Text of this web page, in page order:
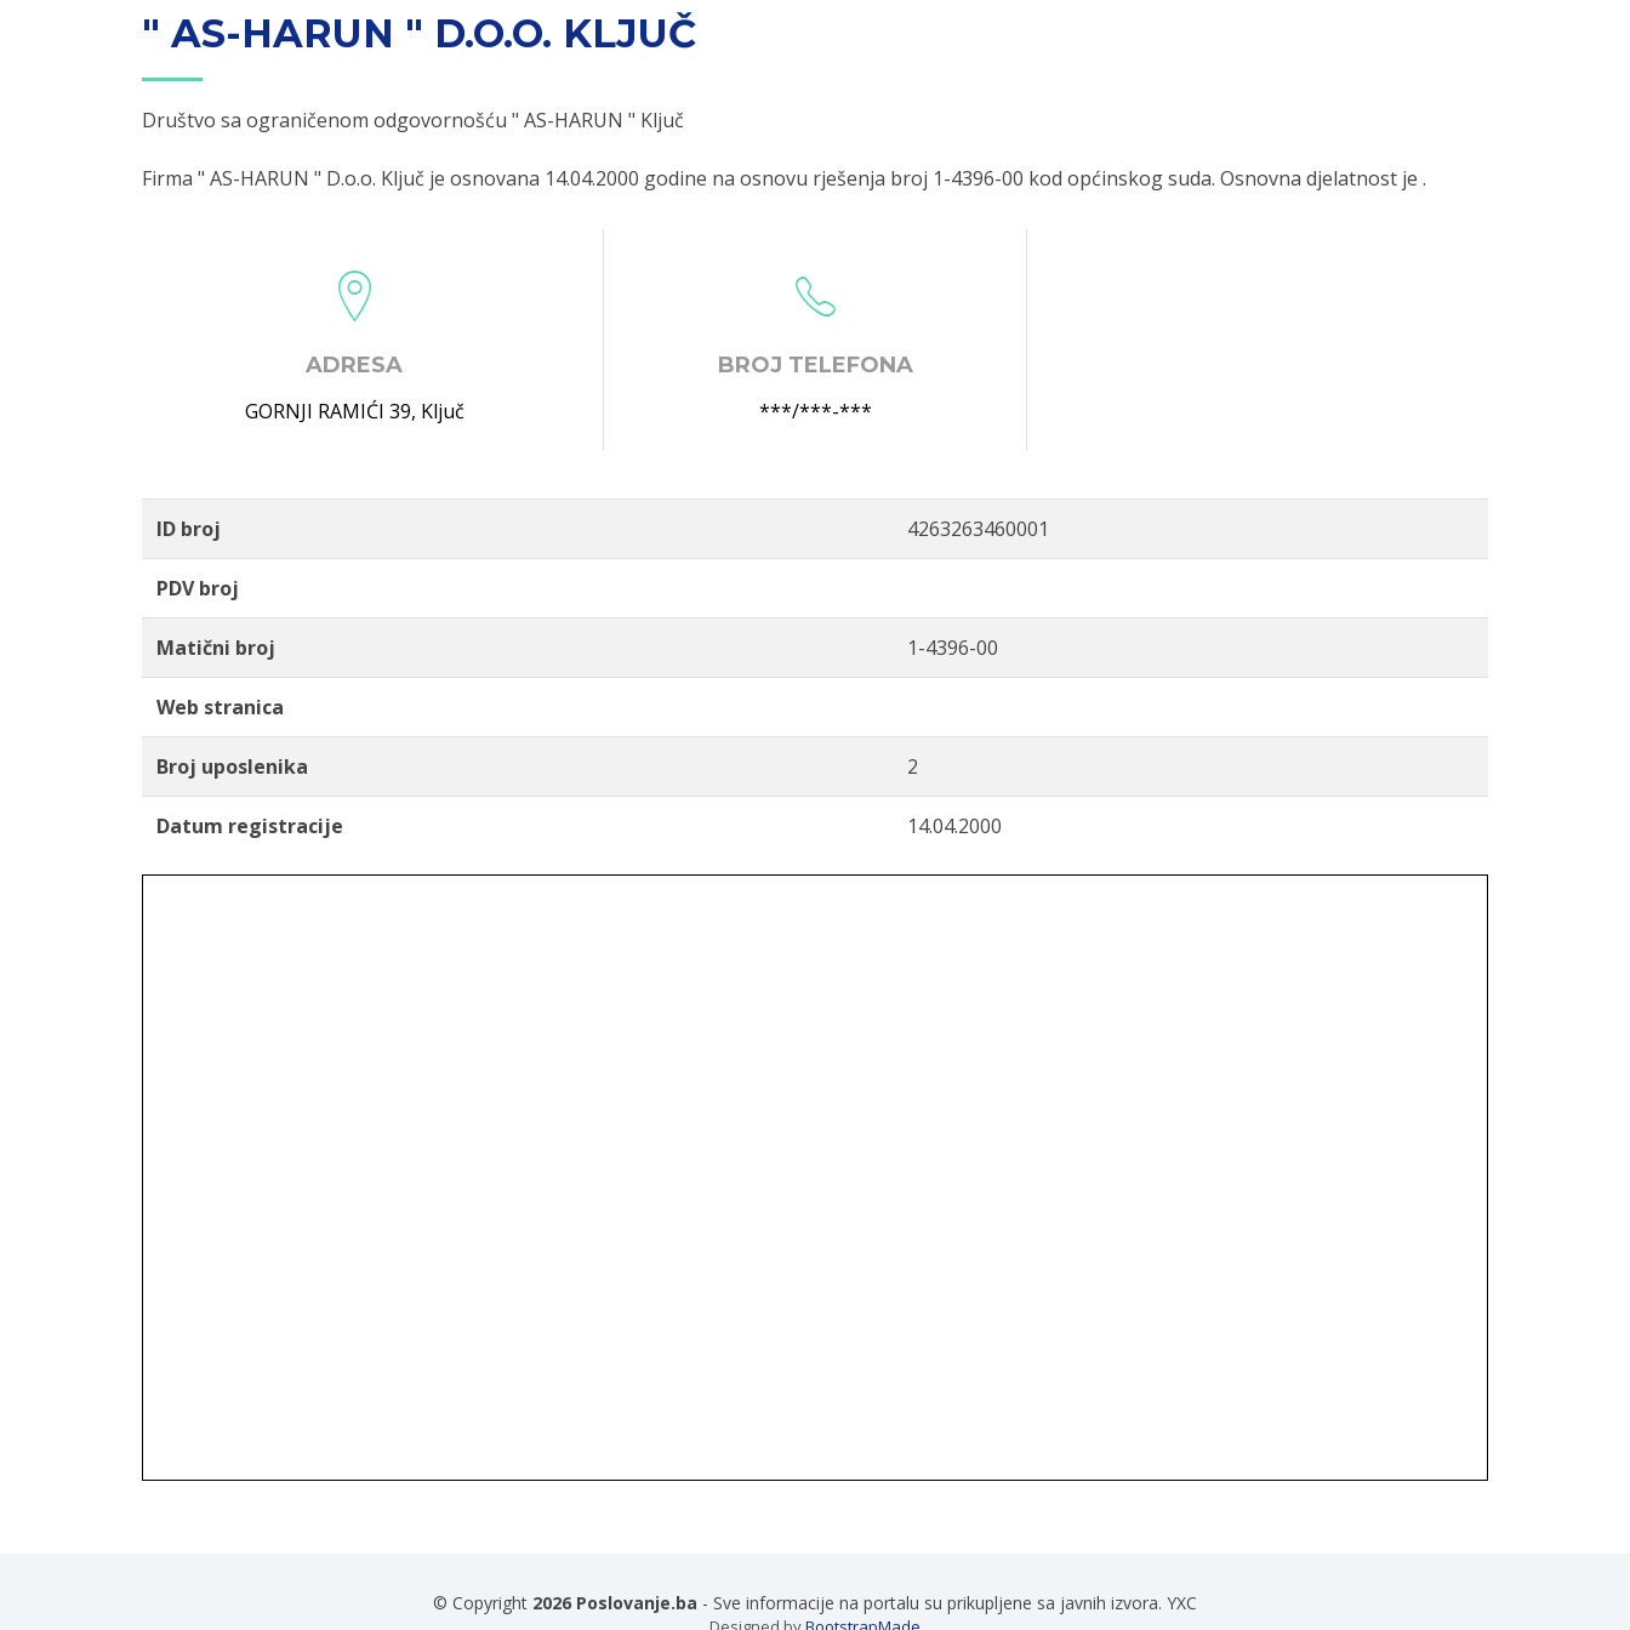
" AS-HARUN " D.O.O. KLJUČ
Društvo sa ograničenom odgovornošću " AS-HARUN " Ključ
Firma " AS-HARUN " D.o.o. Ključ je osnovana 14.04.2000 godine na osnovu rješenja broj 1-4396-00 kod općinskog suda. Osnovna djelatnost je .
ADRESA
GORNJI RAMIĆI 39, Ključ
BROJ TELEFONA
***/***-***
ID broj 4263263460001
PDV broj
Matični broj 1-4396-00
Web stranica
Broj uposlenika 2
Datum registracije 14.04.2000
© Copyright 2026 Poslovanje.ba - Sve informacije na portalu su prikupljene sa javnih izvora. YXC